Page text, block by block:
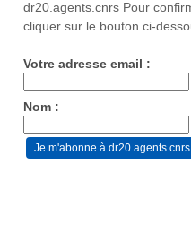
dr20.agents.cnrs Pour
cliquer sur le bouton ci-
Votre adresse email :
Nom :